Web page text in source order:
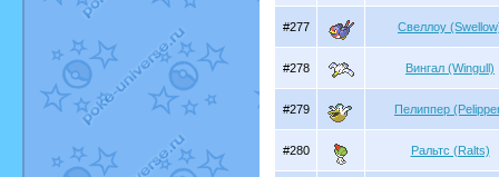
#277 Свеллоу
#278 Вингал (Wingull)
#279 Пелиппер
#280 Ральтс (Ralts)